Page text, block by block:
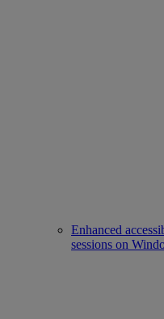
Enhanced
sessions on